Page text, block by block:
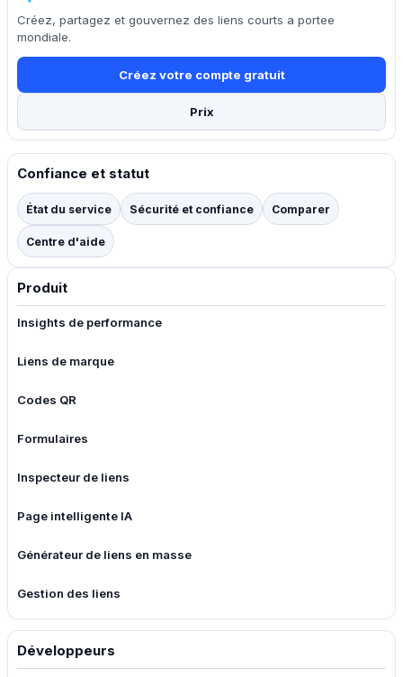
Créez, partagez et gouvernez des liens courts a portee
mondiale.
Créez votre compte gratuit
Prix
Confiance et statut
État du service Sécurité et confiance Comparer
Centre d'aide
Produit
Insights de performance
Liens de marque
Codes QR
Formulaires
Inspecteur de liens
Page intelligente IA
Générateur de liens en masse
Gestion des liens
Développeurs